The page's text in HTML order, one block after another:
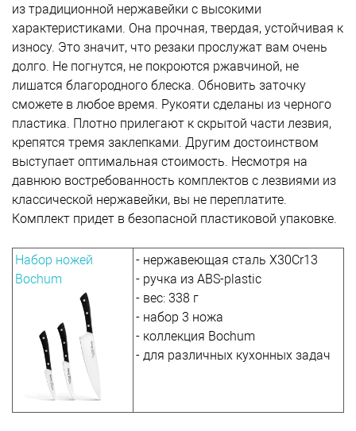
из традиционной нержавейки с высокими
характеристиками. Она прочная, твердая, устойчивая к
износу. Это значит, что резаки прослужат вам очень
долго. Не погнутся, не покроются ржавчиной, не
лишатся благородного блеска. Обновить заточку
сможете в любое время. Рукояти сделаны из черного
пластика. Плотно прилегают к скрытой части лезвия,
крепятся тремя заклепками. Другим достоинством
выступает оптимальная стоимость. Несмотря на
давнюю востребованность комплектов с лезвиями из
классической нержавейки, вы не переплатите.
Комплект придет в безопасной пластиковой упаковке.
Набор ножей
Bochum
- нержавеющая сталь Х30Cr13
- ручка из ABS-plastic
- вес: 338 г
- набор 3 ножа
- коллекция Bochum
- для различных кухонных задач